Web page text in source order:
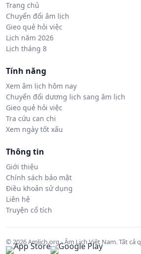
Trang chủ
Chuyển đổi âm lịch
Gieo quẻ hỏi việc
Lịch năm 2026
Lịch tháng 8
Tính năng
Xem âm lịch hôm nay
Chuyển đổi dương lịch sang âm lịch
Gieo quẻ hỏi việc
Tra cứu can chi
Xem ngày tốt xấu
Thông tin
Giới thiệu
Chính sách bảo mật
Điều khoản sử dụng
Liên hệ
Truyện cổ tích
© 2026 Amlich.org - Âm Lịch Việt Nam. Tất cả